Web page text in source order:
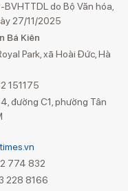
do Bộ Văn hóa,
27/11/2025
Bá Kiên
Park, xã Hoài Đức, Hà
151175
đường C1, phường Tân
774 832
228 8166